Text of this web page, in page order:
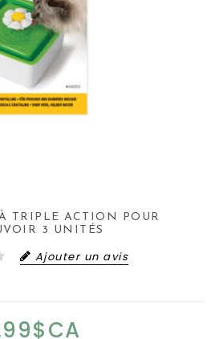
TRIPLE ACTION POUR
3 UNITÉS
Ajouter un avis